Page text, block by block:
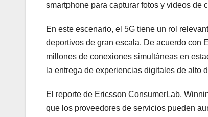
smartphone para capturar fotos y videos de
En este escenario, el 5G tiene un rol
deportivos de gran escala. De acuerdo con
millones de conexiones simultáneas en
la entrega de experiencias digitales de alto
El reporte de Ericsson ConsumerLab,
que los proveedores de servicios pueden